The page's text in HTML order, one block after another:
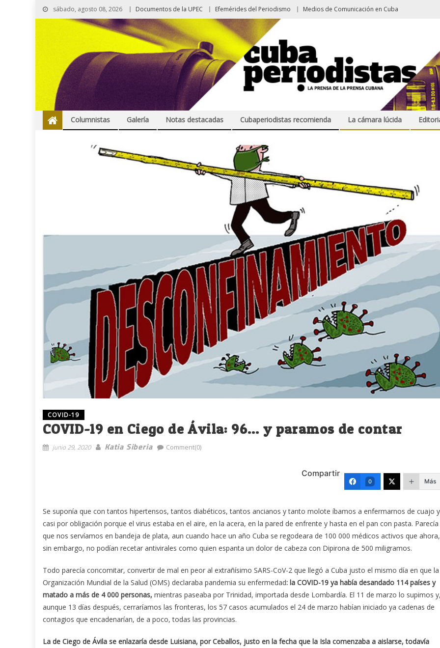
sábado, agosto 08, 2026 Documentos de la UPEC Efemérides del Periodismo Medios de Comunicación en Cuba
Columnistas Galería Notas destacadas Cubaperiodistas recomienda La cámara lúcida
COVID-19
COVID-19 en Ciego de Ávila: 96… y paramos de contar
junio 29, 2020 Katia Siberia Comment(0)
Compartir
0 Más
Se suponía que con tantos hipertensos, tantos diabéticos, tantos ancianos y tanto molote íbamos a enfermarnos de cuajo y
casi por obligación porque el virus estaba en el aire, en la acera, en la pared de enfrente y hasta en el pan con pasta. Parecía
que nos servíamos en bandeja de plata, aun cuando hace un año Cuba se regodeara de 100 000 médicos activos que ahora,
sin embargo, no podían recetar antivirales como quien espanta un dolor de cabeza con Dipirona de 500 miligramos.
Todo parecía concomitar, convertir de mal en peor al extrañísimo SARS-CoV-2 que llegó a Cuba justo el mismo día en que la
Organización Mundial de la Salud (OMS) declaraba pandemia su enfermedad: la COVID-19 ya había desandado 114 países y
matado a más de 4 000 personas, mientras paseaba por Trinidad, importada desde Lombardía. El 11 de marzo lo supimos
aunque 13 días después, cerraríamos las fronteras, los 57 casos acumulados el 24 de marzo habían iniciado ya cadenas de
contagios que encadenarían, de a poco, todas las provincias.
La de Ciego de Ávila se enlazaría desde Luisiana, por Ceballos, justo en la fecha que la Isla comenzaba a aislarse, todavía